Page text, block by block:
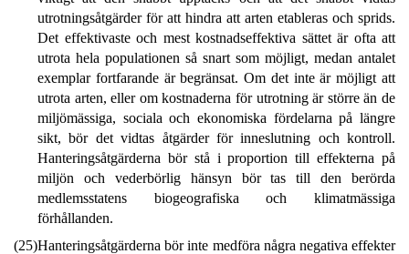
utrotningsåtgärder för att hindra att arten etableras och sprids.
Det effektivaste och mest kostnadseffektiva sättet är ofta att
utrota hela populationen så snart som möjligt, medan antalet
exemplar fortfarande är begränsat. Om det inte är möjligt att
utrota arten, eller om kostnaderna för utrotning är större än de
miljömässiga, sociala och ekonomiska fördelarna på längre
sikt, bör det vidtas åtgärder för inneslutning och kontroll.
Hanteringsåtgärderna bör stå i proportion till effekterna på
miljön och vederbörlig hänsyn bör tas till den berörda
medlemsstatens biogeografiska och klimatmässiga
förhållanden.
(25)Hanteringsåtgärderna bör inte medföra några negativa effekter